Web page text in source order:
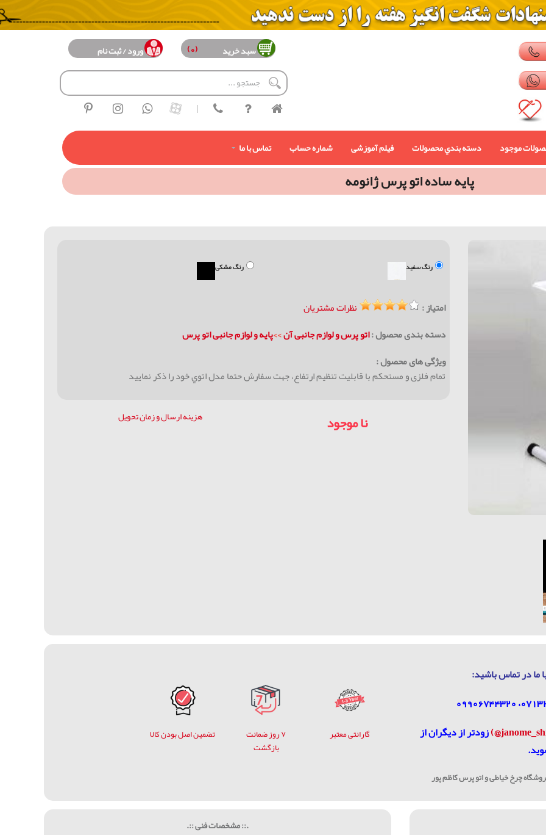
سبد خرید (0) ورود / ثبت نام
|
موجود دسته بندي محصولات فیلم آموزشی شماره حساب تماس با ما
پايه ساده اتو پرس ژانومه
رنگ سفید رنگ مشکی
امتیاز :
نظرات مشتریان
دسته بندی محصول :اتو پرس و لوازم جانبی آن>>پايه و لوازم جانبی اتو پرس
ویژگی های محصول :
تمام فلزی و مستحکم با قابلیت تنظیم ارتفاع، جهت سفارش حتما مدل اتوي خود را ذكر نماييد
نا موجود هزینه ارسال و زمان تحویل
ما در تماس باشيد:
زودتر از دیگران از
چرخ خیاطی و اتو پرس کاظم پور
گارانتی معتبر
۷ روز ضمانت
بازگشت
تضمین اصل بودن کالا
.:: مشخصات فنی ::.